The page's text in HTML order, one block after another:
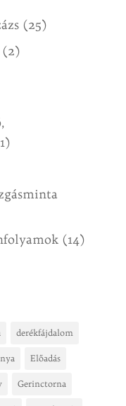
(25)
(14)
derékfájdalom
Előadás
Gerinctorna